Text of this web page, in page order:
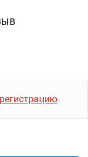
регистрацию